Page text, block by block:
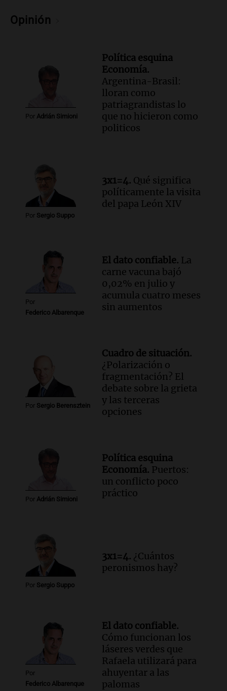
jubilaciones en la provincia
Panorama Federal
Opinión
Por Adrián Simioni
Política esquina
Economía.
Argentina-Brasil:
lloran como
patriagrandistas lo
que no hicieron como
politicos
Por Sergio Suppo
3x1=4. Qué significa
políticamente la visita
del papa León XIV
Por
Federico Albarenque
El dato confiable. La
carne vacuna bajó
0,02% en julio y
acumula cuatro meses
sin aumentos
Por Sergio Berensztein
Cuadro de situación.
¿Polarización o
fragmentación? El
debate sobre la grieta
y las terceras
opciones
Por Adrián Simioni
Política esquina
Economía. Puertos:
un conflicto poco
práctico
Por Sergio Suppo
3x1=4. ¿Cuántos
peronismos hay?
Por
Federico Albarenque
El dato confiable.
Cómo funcionan los
láseres verdes que
Rafaela utilizará para
ahuyentar a las
palomas